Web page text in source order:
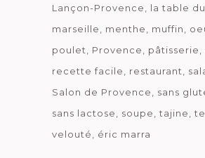
Lançon-Provence
la table
marseille
menthe muffin
poulet
Provence pâtisserie
recette facile
restaurant
Salon de Provence
sans
sans lactose
soupe tajine
velouté
éric marra